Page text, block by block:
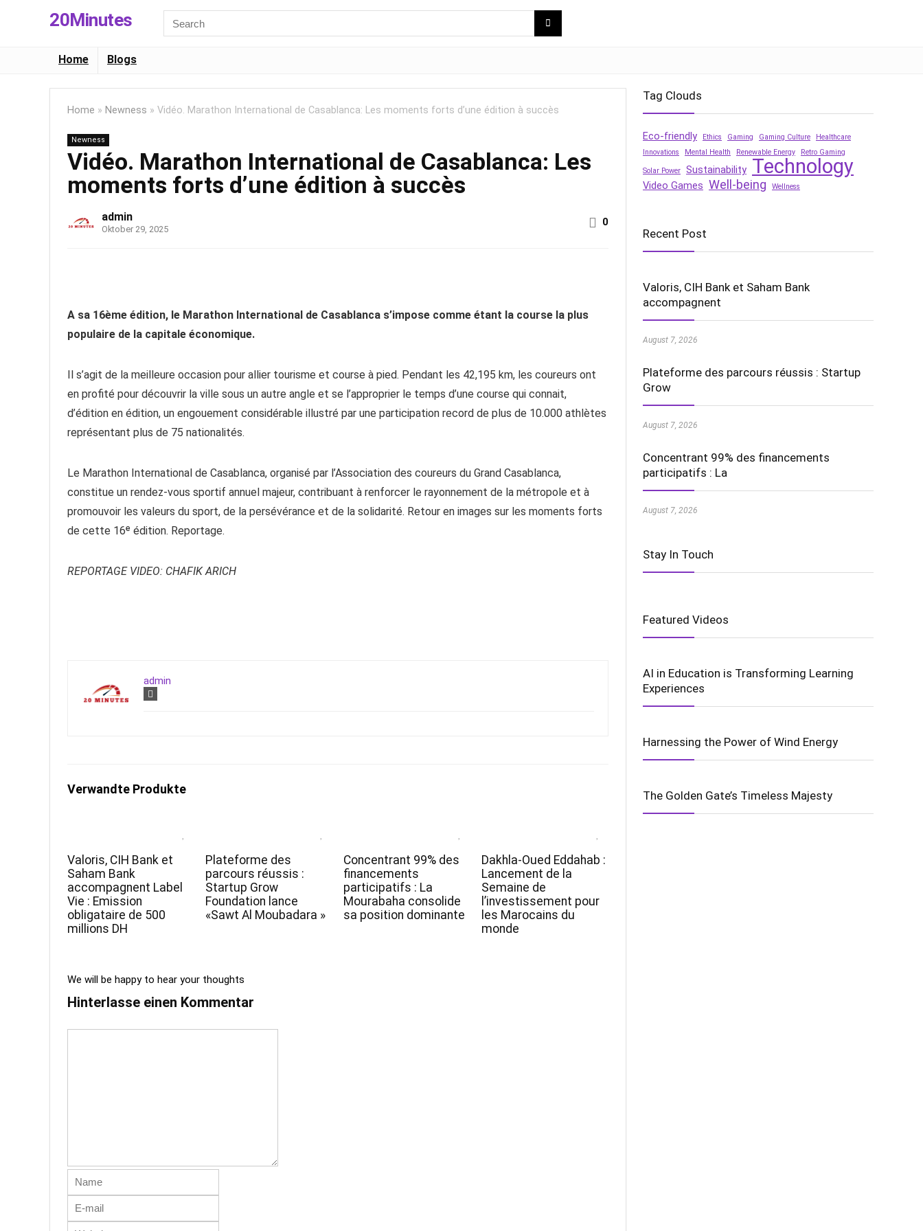
20Minutes
for:
Home Blogs
Home » Newness » Vidéo. Marathon International de Casablanca: Les moments forts d’une édition à succès
Newness
Vidéo. Marathon International de Casablanca: Les
moments forts d’une édition à succès
admin
Oktober 29, 2025
0
A sa 16ème édition, le Marathon International de Casablanca s’impose comme étant la course la plus
populaire de la capitale économique.
Il s’agit de la meilleure occasion pour allier tourisme et course à pied. Pendant les 42,195 km, les coureurs ont
en profité pour découvrir la ville sous un autre angle et se l’approprier le temps d’une course qui connait,
d’édition en édition, un engouement considérable illustré par une participation record de plus de 10.000 athlètes
représentant plus de 75 nationalités.
Le Marathon International de Casablanca, organisé par l’Association des coureurs du Grand Casablanca,
constitue un rendez-vous sportif annuel majeur, contribuant à renforcer le rayonnement de la métropole et à
promouvoir les valeurs du sport, de la persévérance et de la solidarité. Retour en images sur les moments forts
de cette 16ᵉ édition. Reportage.
REPORTAGE VIDEO: CHAFIK ARICH
admin
Verwandte Produkte
Valoris, CIH Bank et
Saham Bank
accompagnent Label
Vie : Emission
obligataire de 500
millions DH
Plateforme des
parcours réussis :
Startup Grow
Foundation lance
«Sawt Al Moubadara »
Concentrant 99% des
financements
participatifs : La
Mourabaha consolide
sa position dominante
Dakhla-Oued Eddahab :
Lancement de la
Semaine de
l’investissement pour
les Marocains du
monde
We will be happy to hear your thoughts
Hinterlasse einen Kommentar
Tag Clouds
Eco-friendly Ethics Gaming Gaming Culture
Healthcare
Innovations
Mental Health Renewable Energy Retro Gaming
Solar Power Sustainability Technology
Video Games Well-being Wellness
Recent Post
Valoris, CIH Bank et Saham Bank
accompagnent
August 7, 2026
Plateforme des parcours réussis : Startup
Grow
August 7, 2026
Concentrant 99% des financements
participatifs : La
August 7, 2026
Stay In Touch
Featured Videos
AI in Education is Transforming Learning
Experiences
Harnessing the Power of Wind Energy
The Golden Gate’s Timeless Majesty